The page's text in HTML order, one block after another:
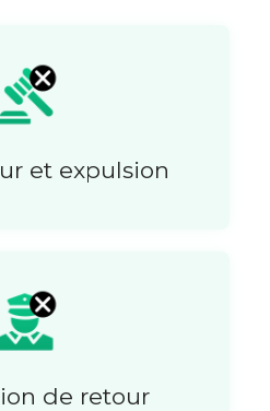
et expulsion
de retour